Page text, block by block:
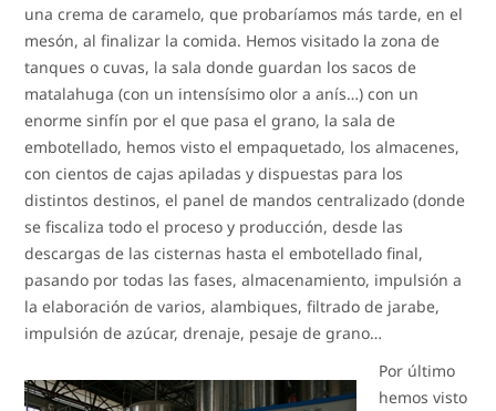
una crema de caramelo, que probaríamos más tarde, en el
mesón, al finalizar la comida. Hemos visitado la zona de
tanques o cuvas, la sala donde guardan los sacos de
matalahuga (con un intensísimo olor a anís…) con un
enorme sinfín por el que pasa el grano, la sala de
embotellado, hemos visto el empaquetado, los almacenes,
con cientos de cajas apiladas y dispuestas para los
distintos destinos, el panel de mandos centralizado (donde
se fiscaliza todo el proceso y producción, desde las
descargas de las cisternas hasta el embotellado final,
pasando por todas las fases, almacenamiento, impulsión a
la elaboración de varios, alambiques, filtrado de jarabe,
impulsión de azúcar, drenaje, pesaje de grano…
Por último
hemos visto